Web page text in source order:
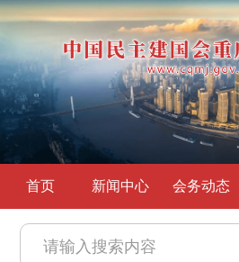
首页 新闻中心 会务动态